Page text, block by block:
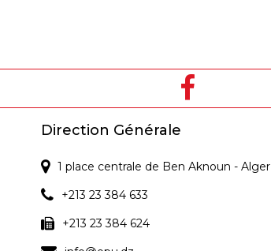
Direction Générale
1 place centrale de Ben Aknoun - Alger
+213 23 384 633
+213 23 384 624